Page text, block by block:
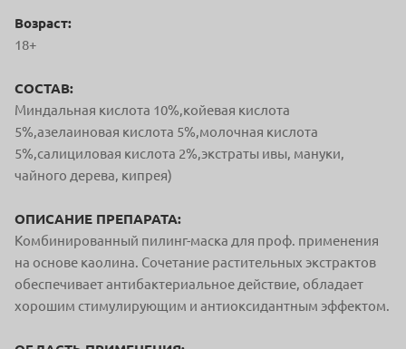
Возраст:
18+
СОСТАВ:
Миндальная кислота 10%,койевая кислота
5%,азелаиновая кислота 5%,молочная кислота
5%,салициловая кислота 2%,экстраты ивы, мануки,
чайного дерева, кипрея)
ОПИСАНИЕ ПРЕПАРАТА:
Комбинированный пилинг-маска для проф. применения
на основе каолина. Сочетание растительных экстрактов
обеспечивает антибактериальное действие, обладает
хорошим стимулирующим и антиоксидантным эффектом.